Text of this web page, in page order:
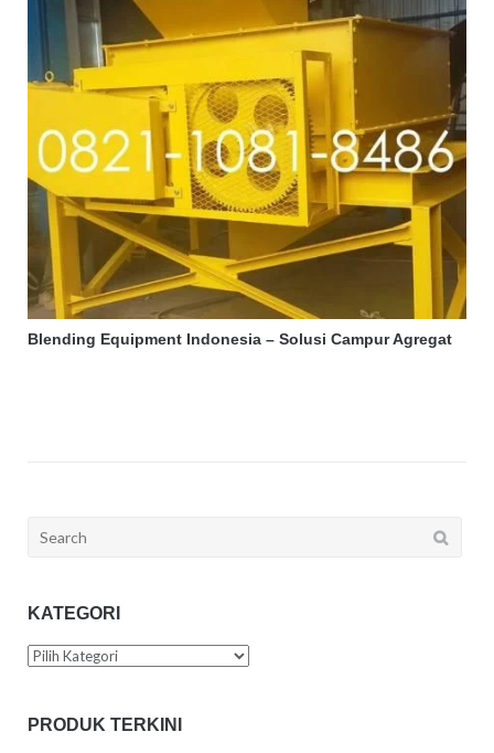
Blending Equipment Indonesia – Solusi Campur Agregat
Search
KATEGORI
Kategori
PRODUK TERKINI